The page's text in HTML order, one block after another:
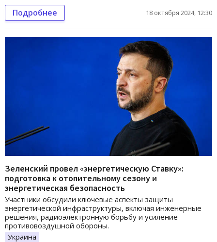
Подробнее 18 октября 2024, 12:30
Зеленский провел «энергетическую Ставку»:
подготовка к отопительному сезону и
энергетическая безопасность
Участники обсудили ключевые аспекты защиты
энергетической инфраструктуры, включая инженерные
решения, радиоэлектронную борьбу и усиление
противовоздушной обороны.
Украина